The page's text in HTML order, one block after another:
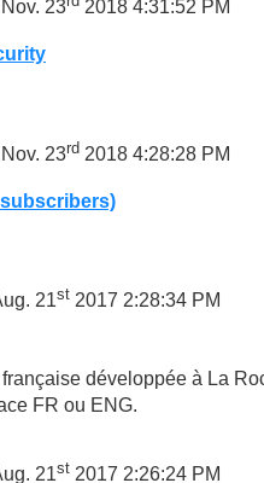
23 2018 4:31:52 PM
23rd 2018 4:28:28 PM
subscribers)
21st 2017 2:28:34 PM
développée à La
FR ou ENG.
21st 2017 2:26:24 PM